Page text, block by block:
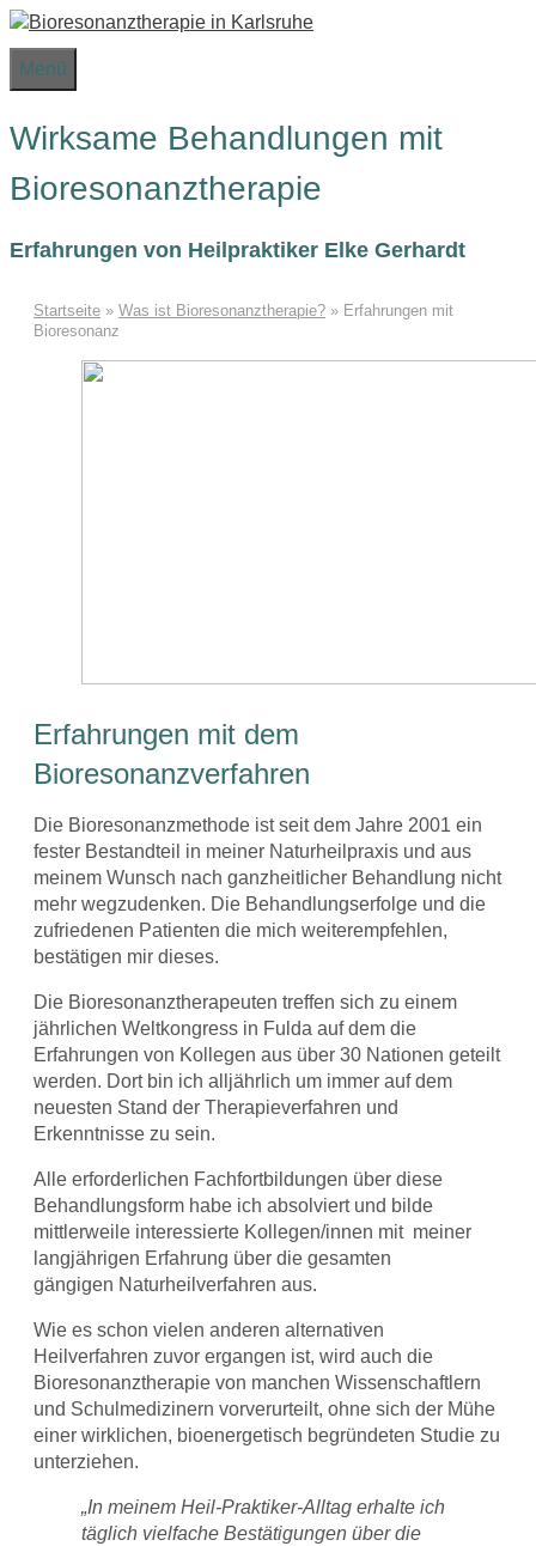
Zum
Inhalt
springen
Menü
Wirksame Behandlungen mit
Bioresonanztherapie
Erfahrungen von Heilpraktiker Elke Gerhardt
Startseite » Was ist Bioresonanztherapie? » Erfahrungen mit
Bioresonanz
Erfahrungen mit dem
Bioresonanzverfahren
Die Bioresonanzmethode ist seit dem Jahre 2001 ein
fester Bestandteil in meiner Naturheilpraxis und aus
meinem Wunsch nach ganzheitlicher Behandlung nicht
mehr wegzudenken. Die Behandlungserfolge und die
zufriedenen Patienten die mich weiterempfehlen,
bestätigen mir dieses.
Die Bioresonanztherapeuten treffen sich zu einem
jährlichen Weltkongress in Fulda auf dem die
Erfahrungen von Kollegen aus über 30 Nationen geteilt
werden. Dort bin ich alljährlich um immer auf dem
neuesten Stand der Therapieverfahren und
Erkenntnisse zu sein.
Alle erforderlichen Fachfortbildungen über diese
Behandlungsform habe ich absolviert und bilde
mittlerweile interessierte Kollegen/innen mit meiner
langjährigen Erfahrung über die gesamten
gängigen Naturheilverfahren aus.
Wie es schon vielen anderen alternativen
Heilverfahren zuvor ergangen ist, wird auch die
Bioresonanztherapie von manchen Wissenschaftlern
und Schulmedizinern vorverurteilt, ohne sich der Mühe
einer wirklichen, bioenergetisch begründeten Studie zu
unterziehen.
„In meinem Heil-Praktiker-Alltag erhalte ich
täglich vielfache Bestätigungen über die